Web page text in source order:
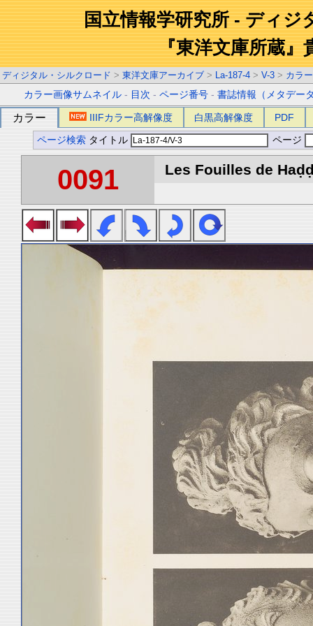
国立情報学研究所 - ディジ
『東洋文庫所蔵』
ディジタル・シルクロード > 東洋文庫アーカイブ > La-187-4 > V-3 > カラ
カラー画像サムネイル - 目次 -ページ番号 -書誌情報（メタデー
カラー IIIFカラー高解像度 白黒高解像度 PDF
ページ検索 タイトル ページ
0091 Les Fouilles de